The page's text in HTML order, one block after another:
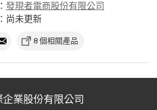
發現者電商股份有限公司
尚未更新
8 個相關產品
企業股份有限公司